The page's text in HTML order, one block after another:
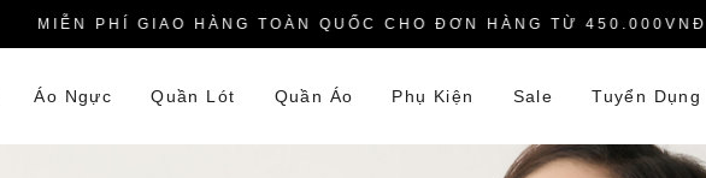
MIỄN PHÍ GIAO HÀNG TOÀN QUỐC CHO ĐƠN HÀNG TỪ 450.000VNĐ
Áo Ngực Quần Lót Quần Áo Phụ Kiện Sale Tuyển Dụng